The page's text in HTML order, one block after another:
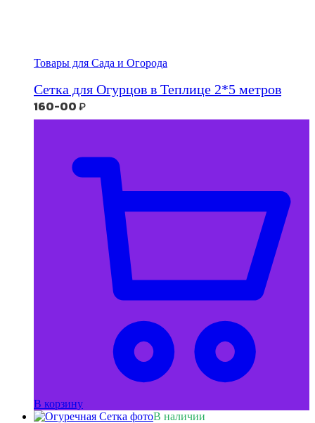
Товары для Сада и Огорода
Сетка для Огурцов в Теплице 2*5 метров
160-00₽
В корзину
В наличии